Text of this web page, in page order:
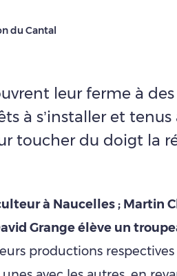
du Cantal
leur ferme à
à s’installer et
toucher du doigt la
à Naucelles ; Martin
Grange élève un
productions respectives